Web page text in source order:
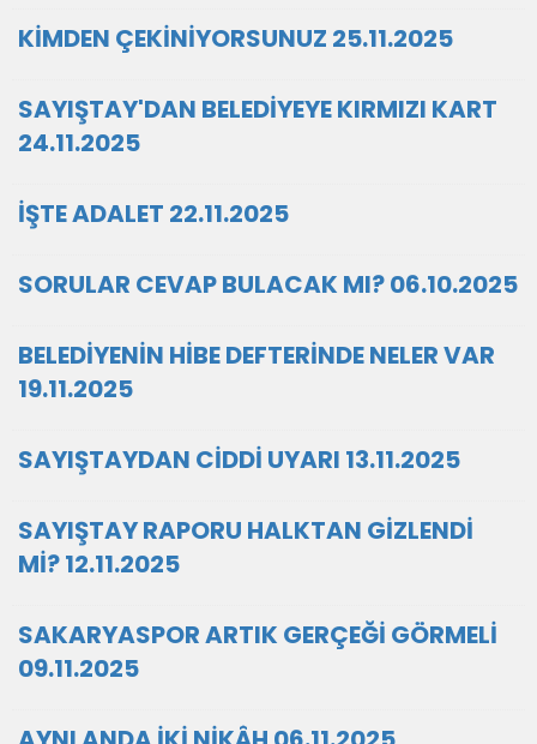
KİMDEN ÇEKİNİYORSUNUZ 25.11.2025
SAYIŞTAY'DAN BELEDİYEYE KIRMIZI KART
24.11.2025
İŞTE ADALET 22.11.2025
SORULAR CEVAP BULACAK MI? 06.10.2025
BELEDİYENİN HİBE DEFTERİNDE NELER VAR
19.11.2025
SAYIŞTAYDAN CİDDİ UYARI 13.11.2025
SAYIŞTAY RAPORU HALKTAN GİZLENDİ
Mİ? 12.11.2025
SAKARYASPOR ARTIK GERÇEĞİ GÖRMELİ
09.11.2025